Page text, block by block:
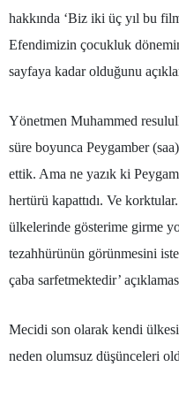
hakkında ‘Biz iki üç yıl bu
Efendimizin çocukluk
sayfaya kadar olduğunu
Yönetmen Muhammed
süre boyunca Peygamber
ettik. Ama ne yazık ki
hertürü kapattıdı. Ve
ülkelerinde gösterime girme
tezahhürünün görünmesini
çaba sarfetmektedir’
Mecidi son olarak kendi
neden olumsuz düşünceleri